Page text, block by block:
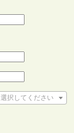
択してください
てください